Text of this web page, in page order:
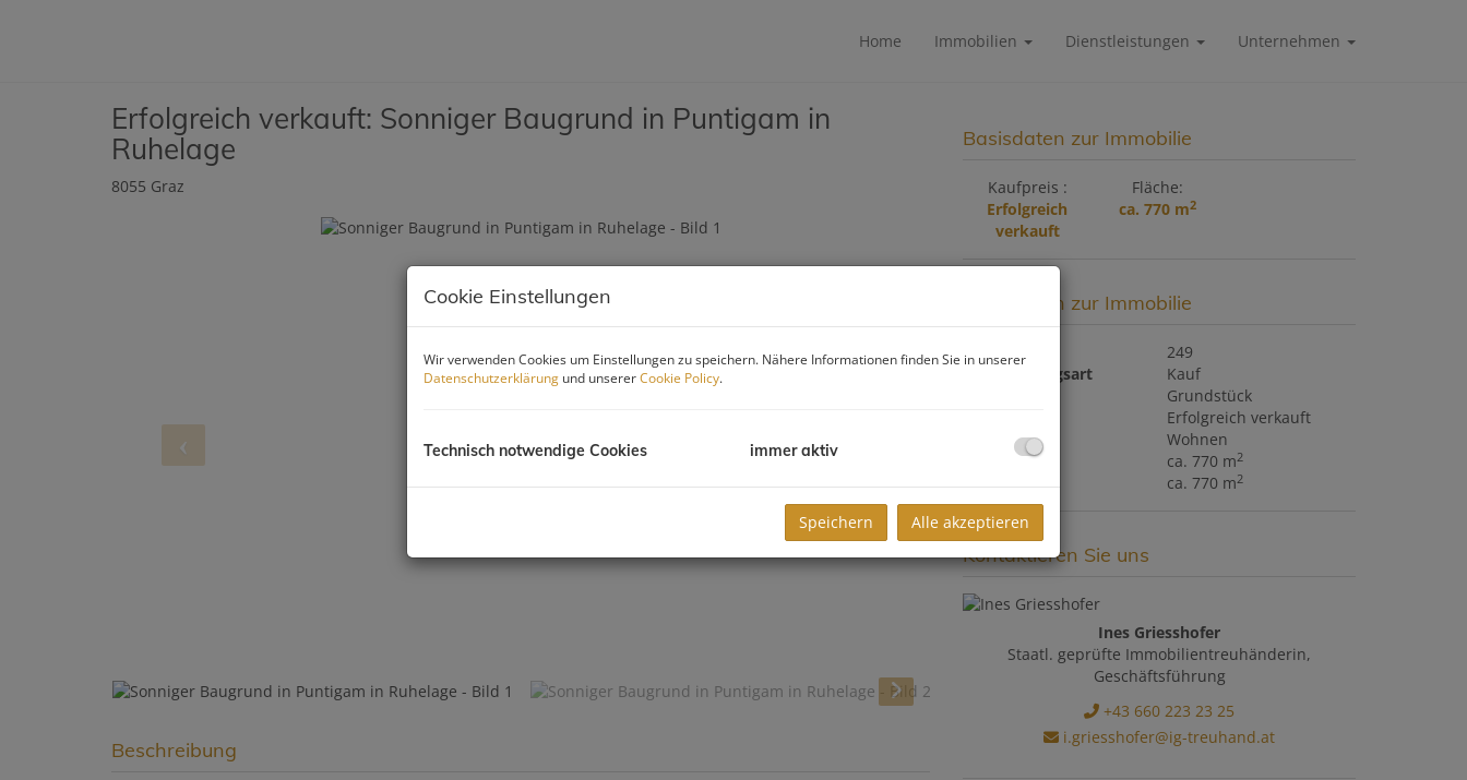
Home Immobilien Dienstleistungen Unternehmen
Erfolgreich verkauft: Sonniger Baugrund in Puntigam in
Ruhelage
8055 Graz
Beschreibung
Basisdaten zur Immobilie
Kaufpreis
Erfolgreich
verkauft
Fläche
ca. 770 m2
Basisdaten zur Immobilie
Objektnr.
249
Vermarktungsart
Kauf
Grundstück
Erfolgreich verkauft
Nutzungsart
Wohnen
ca. 770 m2
Grundfläche ca. 770 m2
Kontaktieren Sie uns
Ines Griesshofer
Staatl. geprüfte Immobilientreuhänderin,
Geschäftsführung
+43 660 223 23 25
i.griesshofer@ig-treuhand.at
Cookie Einstellungen
Wir verwenden Cookies um Einstellungen zu speichern. Nähere Informationen finden Sie in unserer
Datenschutzerklärung und unsererCookie Policy.
Technisch notwendige Cookies immer aktiv
Speichern Alle akzeptieren